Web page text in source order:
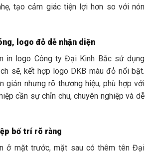
tạo cảm giác tiện lợi hơn so với nón
logo đỏ dễ nhận diện
in logo Công ty Đại Kinh Bắc sử dụng
sẽ, kết hợp logo DKB màu đỏ nổi bật.
giản nhưng rõ thương hiệu, phù hợp với
cần sự chỉn chu, chuyên nghiệp và dễ
bố trí rõ ràng
ở mặt trước, mặt sau có thêm tên Đại